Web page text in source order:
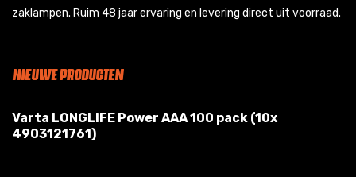
zaklampen. Ruim 48 jaar ervaring en levering direct uit voorraad.
NIEUWE PRODUCTEN
Varta LONGLIFE Power AAA 100 pack (10x
4903121761)